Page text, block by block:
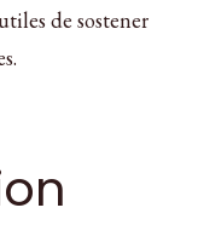
de sostener